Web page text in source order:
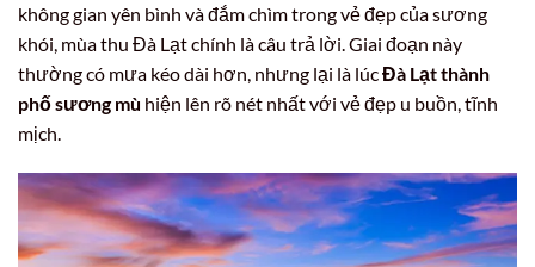
không gian yên bình và đắm chìm trong vẻ đẹp của sương
khói, mùa thu Đà Lạt chính là câu trả lời. Giai đoạn này
thường có mưa kéo dài hơn, nhưng lại là lúcĐà Lạt thành
phố sương mù hiện lên rõ nét nhất với vẻ đẹp u buồn, tĩnh
mịch.